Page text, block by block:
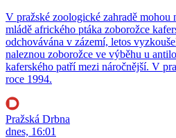
V pražské zoologické zahradě
mládě afrického ptáka zoborožce
odchovávána v zázemí, letos
naleznou zoborožce ve výběhu u
kaferského patří mezi náročnější. V
roce 1994.
Pražská Drbna
dnes, 16:01